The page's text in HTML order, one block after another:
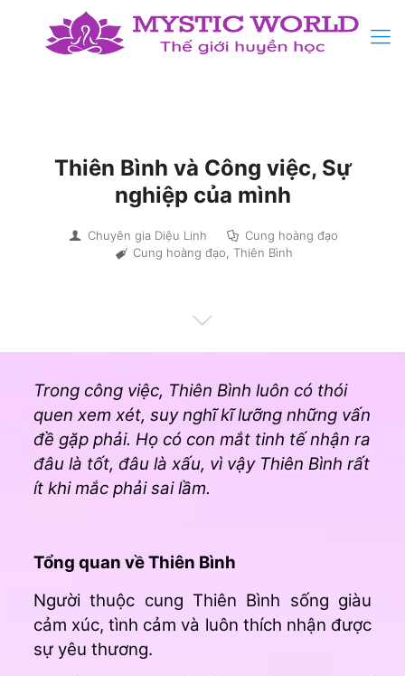
Thiên Bình và Công việc, Sự
nghiệp của mình
Chuyên gia Diệu Linh
Cung hoàng đạo
Cung hoàng đạo Thiên Bình
Trong công việc, Thiên Bình luôn có thói
quen xem xét, suy nghĩ kĩ lưỡng những vấn
đề gặp phải. Họ có con mắt tinh tế nhận ra
đâu là tốt, đâu là xấu, vì vậy Thiên Bình rất
ít khi mắc phải sai lầm.
Tổng quan về Thiên Bình
Người thuộc cung Thiên Bình sống giàu
cảm xúc, tình cảm và luôn thích nhận được
sự yêu thương.